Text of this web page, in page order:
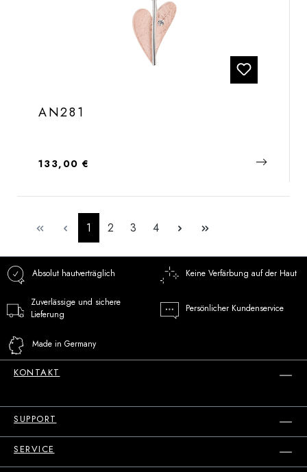
AN281
Regulärer Preis:
133,00 €
Seite
1 Seite
2 Seite
3 Seite
4
Absolut hautverträglich Keine Verfärbung auf der Haut
Zuverlässige und sichere
Lieferung
Persönlicher Kundenservice
Made in Germany
KONTAKT
SUPPORT
SERVICE